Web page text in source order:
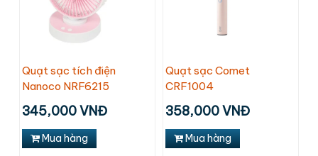
Quạt sạc tích điện
Nanoco NRF6215
345,000 VNĐ
Mua hàng
Quạt sạc Comet
CRF1004
358,000 VNĐ
Mua hàng